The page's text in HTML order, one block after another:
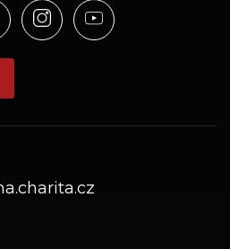
Profil
na
Profil
na